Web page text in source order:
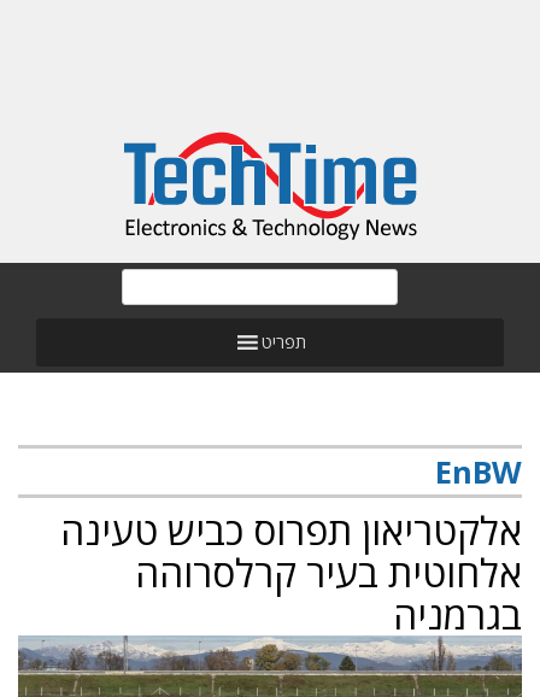
תפריט
EnBW
אלקטריאון תפרוס כביש טעינה
אלחוטית בעיר קרלסרוהה
בגרמניה